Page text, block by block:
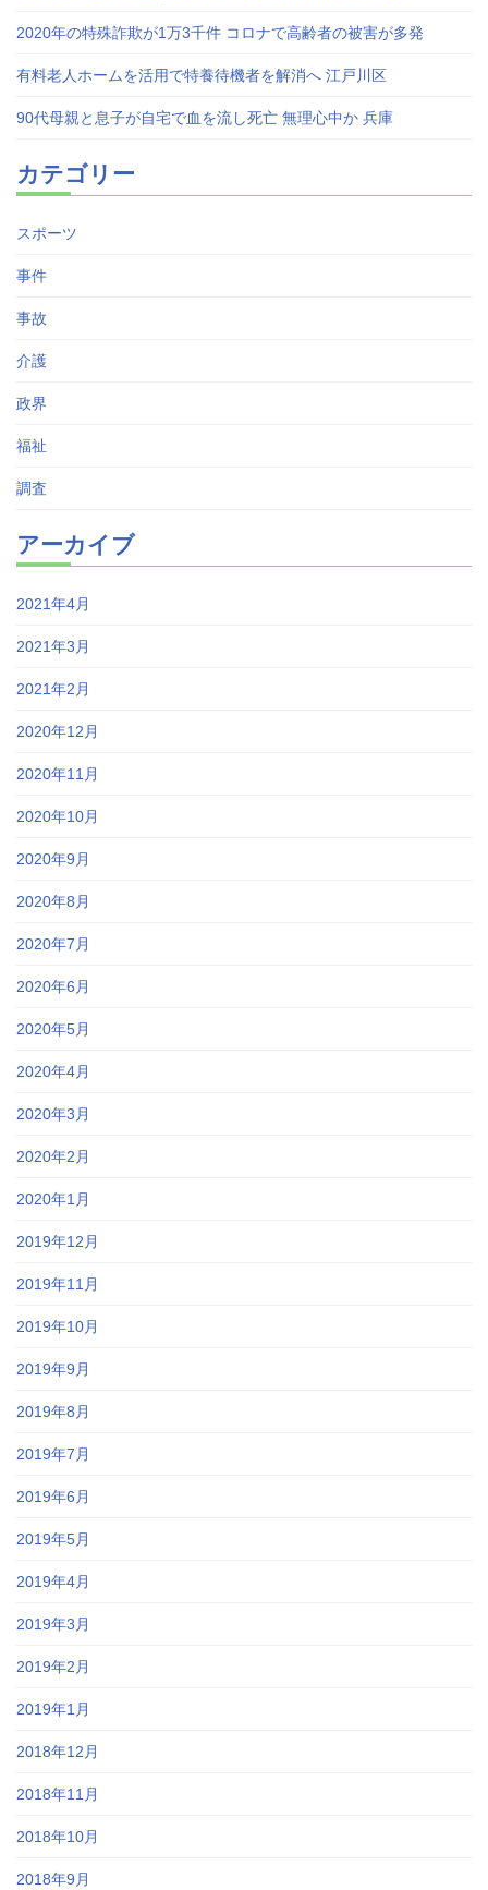
2020年の特殊詐欺が1万3千件 コロナで高齢者の被害が多発
有料老人ホームを活用で特養待機者を解消へ 江戸川区
90代母親と息子が自宅で血を流し死亡 無理心中か 兵庫
カテゴリー
スポーツ
事件
事故
介護
政界
福祉
調査
アーカイブ
2021年4月
2021年3月
2021年2月
2020年12月
2020年11月
2020年10月
2020年9月
2020年8月
2020年7月
2020年6月
2020年5月
2020年4月
2020年3月
2020年2月
2020年1月
2019年12月
2019年11月
2019年10月
2019年9月
2019年8月
2019年7月
2019年6月
2019年5月
2019年4月
2019年3月
2019年2月
2019年1月
2018年12月
2018年11月
2018年10月
2018年9月